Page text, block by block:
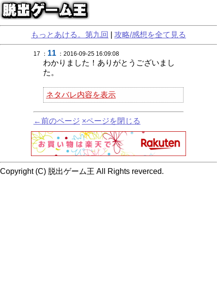
もっとあける。第九回 攻略/感想を全て見る
17 ： 11 ：2016-09-25 16:09:08
わかりました！ありがとうございまし
た。
ネタバレ内容を表示
←前のページ ×ページを閉じる
Copyright (C) 脱出ゲーム王 All Rights reverced.